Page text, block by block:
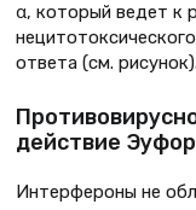
α, который ведет к
ответа (см. рисунок).
действие
Интерфероны не